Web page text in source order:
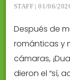
STAFF | 01/06/
Después de
románticas y
cámaras,
dieron el “sí,